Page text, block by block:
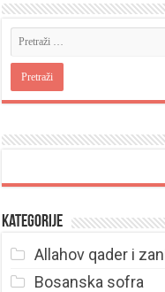
Kategorije
Allahov qader i
Bosanska sofra